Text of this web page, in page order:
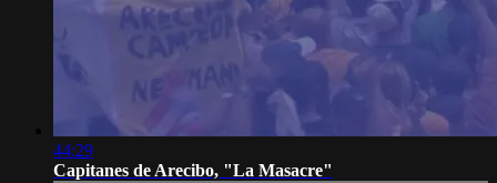
44:29
Capitanes de Arecibo, "La Masacre"